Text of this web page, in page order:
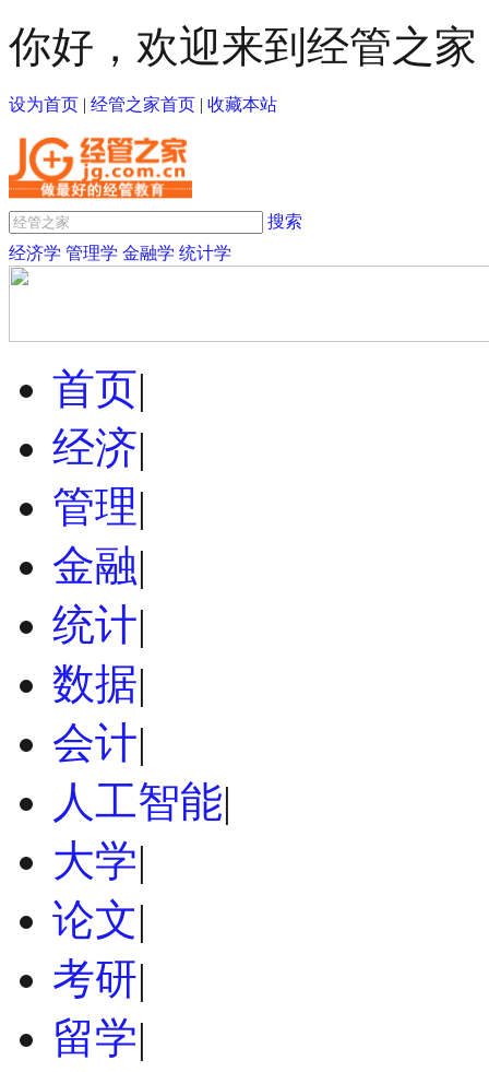
你好，欢迎来到经管之家
设为首页 | 经管之家首页 | 收藏本站
搜索
经济学 管理学 金融学 统计学
首页|
经济|
管理|
金融|
统计|
数据|
会计|
人工智能|
大学|
论文|
考研|
留学|